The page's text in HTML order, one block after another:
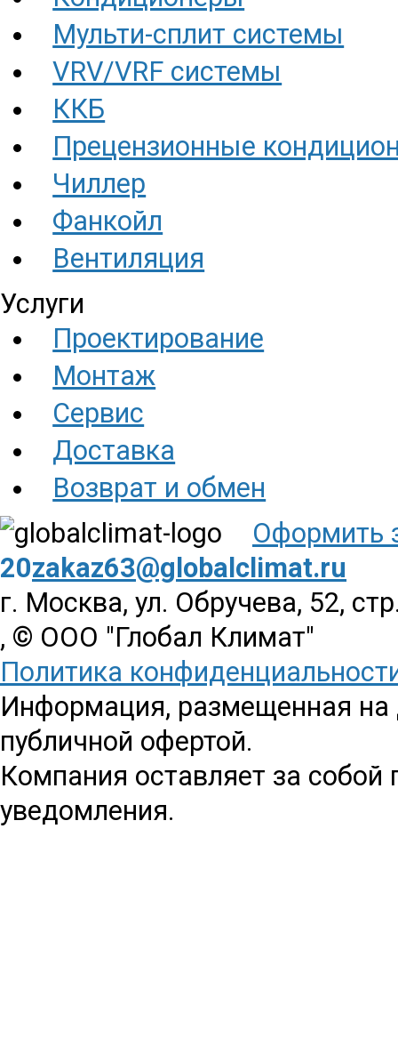
Мульти-сплит системы
VRV/VRF системы
ККБ
Прецензионные
Чиллер
Фанкойл
Вентиляция
Услуги
Проектирование
Монтаж
Сервис
Доставка
Возврат и обмен
Оформить
20zakaz63@globalclimat.ru
г. Москва, ул. Обручева, 52,
, © ООО "Глобал Климат"
Политика
Информация, размещенная на
публичной офертой.
Компания оставляет за собой
уведомления.